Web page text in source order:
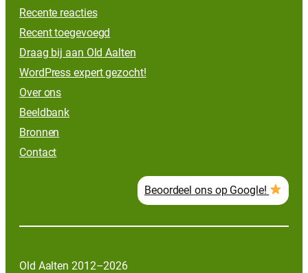
Recente reacties
Recent toegevoegd
Draag bij aan Old Aalten
WordPress expert gezocht!
Over ons
Beeldbank
Bronnen
Contact
Beoordeel ons op Google!
Old Aalten 2012–2026